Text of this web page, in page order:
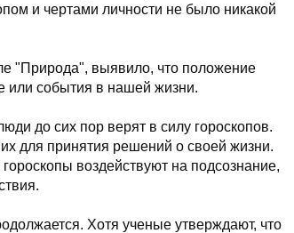
и чертами личности не было никакой
"Природа", выявило, что положение
или события в нашей жизни.
до сих пор верят в силу гороскопов.
для принятия решений о своей жизни.
воздействуют на подсознание,
Хотя ученые утверждают, что